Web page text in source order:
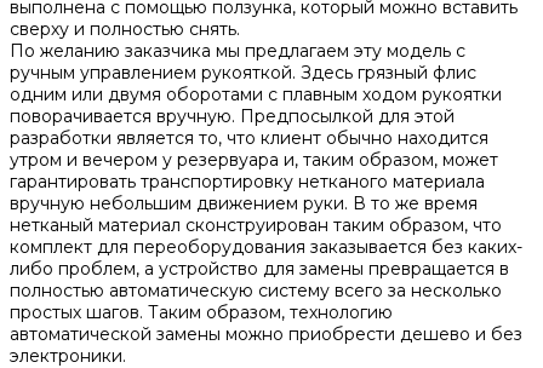
выполнена с помощью ползунка, который можно вставить
сверху и полностью снять.
По желанию заказчика мы предлагаем эту модель с
ручным управлением рукояткой. Здесь грязный флис
одним или двумя оборотами с плавным ходом рукоятки
поворачивается вручную. Предпосылкой для этой
разработки является то, что клиент обычно находится
утром и вечером у резервуара и, таким образом, может
гарантировать транспортировку нетканого материала
вручную небольшим движением руки. В то же время
нетканый материал сконструирован таким образом, что
комплект для переоборудования заказывается без каких-
либо проблем, а устройство для замены превращается в
полностью автоматическую систему всего за несколько
простых шагов. Таким образом, технологию
автоматической замены можно приобрести дешево и без
электроники.